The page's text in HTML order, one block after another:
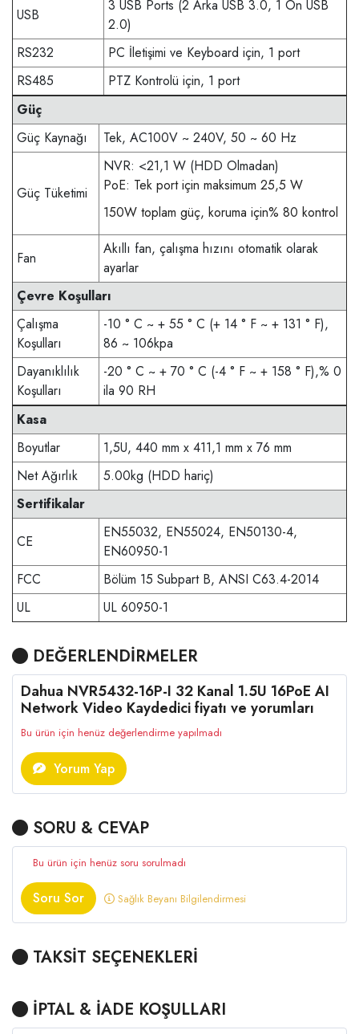
USB
3 USB Ports (2 Arka USB 3.0, 1 Ön USB
2.0)
RS232
PC İletişimi ve Keyboard için, 1 port
RS485
PTZ Kontrolü için, 1 port
Güç
Güç Kaynağı
Tek, AC100V ~ 240V, 50 ~ 60 Hz
Güç Tüketimi
NVR: <21,1 W (HDD Olmadan)
PoE: Tek port için maksimum 25,5 W
150W toplam güç, koruma için% 80 kontrol
Fan
Akıllı fan, çalışma hızını otomatik olarak
ayarlar
Çevre Koşulları
Çalışma
Koşulları
-10 ° C ~ + 55 ° C (+ 14 ° F ~ + 131 ° F),
86 ~ 106kpa
Dayanıklılık
Koşulları
-20 ° C ~ + 70 ° C (-4 ° F ~ + 158 ° F),% 0
ila 90 RH
Kasa
Boyutlar
1,5U, 440 mm x 411,1 mm x 76 mm
Net Ağırlık
5.00kg (HDD hariç)
Sertifikalar
CE
EN55032, EN55024, EN50130-4,
EN60950-1
FCC
Bölüm 15 Subpart B, ANSI C63.4-2014
UL
UL 60950-1
DEĞERLENDİRMELER
Dahua NVR5432-16P-I 32 Kanal 1.5U 16PoE AI
Network Video Kaydedici fiyatı ve yorumları
Bu ürün için henüz değerlendirme yapılmadı
Yorum Yap
SORU & CEVAP
Bu ürün için henüz soru sorulmadı
Soru Sor Sağlık Beyanı Bilgilendirmesi
TAKSİT SEÇENEKLERİ
İPTAL & İADE KOŞULLARI